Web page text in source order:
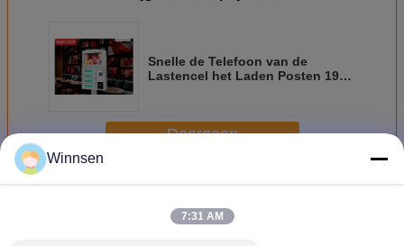
Snelle de Telefoon van de
Lastencel het Laden Posten 19
Doorgaan
MeerCeltelefoon het Laden Posten
Winnsen
7:31 AM